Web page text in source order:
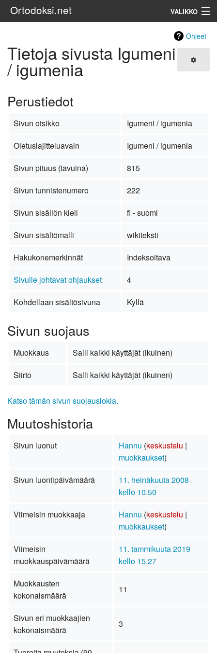
Ortodoksi.net VALIKKO
Haku
Ohjeet
Tietoja sivusta Igumeni
/ igumenia
Perustiedot
Sivun otsikko
Igumeni / igumenia
Oletuslajitteluavain
Igumeni / igumenia
Sivun pituus (tavuina)
815
Sivun tunnistenumero
222
Sivun sisällön kieli
fi - suomi
Sivun sisältömalli
wikiteksti
Hakukonemerkinnät
Indeksoitava
Sivulle johtavat ohjaukset
4
Kohdellaan sisältösivuna
Kyllä
Sivun suojaus
Muokkaus
Salli kaikki käyttäjät (ikuinen)
Siirto
Salli kaikki käyttäjät (ikuinen)
Katso tämän sivun suojauslokia.
Muutoshistoria
Sivun luonut Hannu (keskustelu |
muokkaukset)
Sivun luontipäivämäärä
11. heinäkuuta 2008
kello 10.50
Viimeisin muokkaaja
Hannu (keskustelu |
muokkaukset)
Viimeisin
muokkauspäivämäärä
11. tammikuuta 2019
kello 15.27
Muokkausten
kokonaismäärä
11
Sivun eri muokkaajien
kokonaismäärä
3